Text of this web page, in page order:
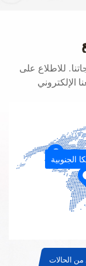
للاطلاع على
الجنوبية
من الحالات